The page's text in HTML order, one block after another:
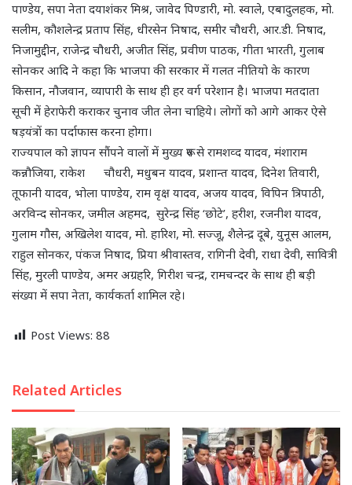
पाण्डेय, सपा नेता दयाशंकर मिश्र, जावेद पिण्डारी, मो. स्वाले, एबादुलहक, मो.
सलीम, कौशलेन्द्र प्रताप सिंह, धीरसेन निषाद, समीर चौधरी, आर.डी. निषाद,
निजामुद्दीन, राजेन्द्र चौधरी, अजीत सिंह, प्रवीण पाठक, गीता भारती, गुलाब
सोनकर आदि ने कहा कि भाजपा की सरकार में गलत नीतियो के कारण
किसान, नौजवान, व्यापारी के साथ ही हर वर्ग परेशान है। भाजपा मतदाता
सूची में हेराफेरी कराकर चुनाव जीत लेना चाहिये। लोगों को आगे आकर ऐसे
षड़यंत्रों का पर्दाफास करना होगा।
राज्यपाल को ज्ञापन सौंपने वालों में मुख्य रूप से रामशव्द यादव, मंशाराम
कन्नौजिया, राकेश चौधरी, मधुबन यादव, प्रशान्त यादव, दिनेश तिवारी,
तूफानी यादव, भोला पाण्डेय, राम वृक्ष यादव, अजय यादव, विपिन त्रिपाठी,
अरविन्द सोनकर, जमील अहमद, सुरेन्द्र सिंह ‘छोटे’, हरीश, रजनीश यादव,
गुलाम गौस, अखिलेश यादव, मो. हारिश, मो. सज्जू, शैलेन्द्र दूबे, युनूस आलम,
राहुल सोनकर, पंकज निषाद, प्रिया श्रीवास्तव, रागिनी देवी, राधा देवी, सावित्री
सिंह, मुरली पाण्डेय, अमर अग्रहरि, गिरीश चन्द्र, रामचन्दर के साथ ही बड़ी
संख्या में सपा नेता, कार्यकर्ता शामिल रहे।
Post Views: 88
Related Articles